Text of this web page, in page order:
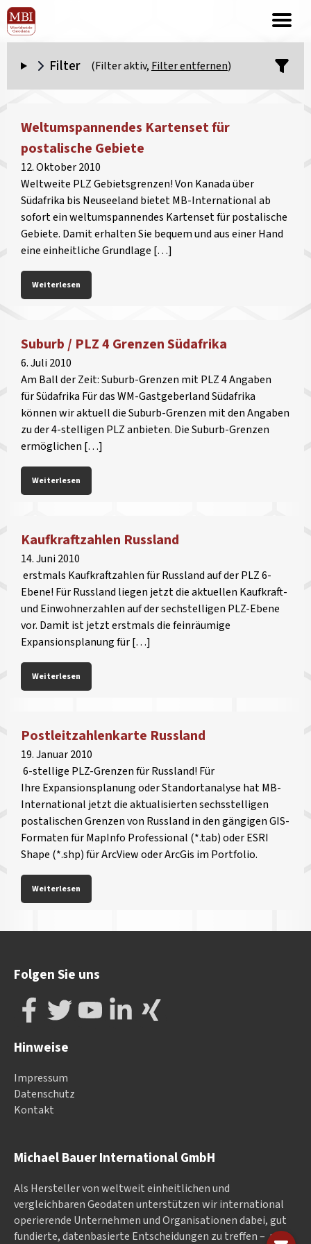
Filter (Filter aktiv, Filter entfernen)
Weltumspannendes Kartenset für
postalische Gebiete
12. Oktober 2010
Weltweite PLZ Gebietsgrenzen! Von Kanada über
Südafrika bis Neuseeland bietet MB-International ab
sofort ein weltumspannendes Kartenset für postalische
Gebiete. Damit erhalten Sie bequem und aus einer Hand
eine einheitliche Grundlage […]
Weiterlesen
Suburb / PLZ 4 Grenzen Südafrika
6. Juli 2010
Am Ball der Zeit: Suburb-Grenzen mit PLZ 4 Angaben
für Südafrika Für das WM-Gastgeberland Südafrika
können wir aktuell die Suburb-Grenzen mit den Angaben
zu der 4-stelligen PLZ anbieten. Die Suburb-Grenzen
ermöglichen […]
Weiterlesen
Kaufkraftzahlen Russland
14. Juni 2010
erstmals Kaufkraftzahlen für Russland auf der PLZ 6-
Ebene! Für Russland liegen jetzt die aktuellen Kaufkraft-
und Einwohnerzahlen auf der sechstelligen PLZ-Ebene
vor. Damit ist jetzt erstmals die feinräumige
Expansionsplanung für […]
Weiterlesen
Postleitzahlenkarte Russland
19. Januar 2010
6-stellige PLZ-Grenzen für Russland! Für
Ihre Expansionsplanung oder Standortanalyse hat MB-
International jetzt die aktualisierten sechsstelligen
postalischen Grenzen von Russland in den gängigen GIS-
Formaten für MapInfo Professional (*.tab) oder ESRI
Shape (*.shp) für ArcView oder ArcGis im Portfolio.
Weiterlesen
Michael Bauer International GmbH
Als Hersteller von weltweit einheitlichen und
vergleichbaren Geodaten un­ter­stüt­zen wir in­ter­na­tional
ope­rieren­de Un­ter­neh­men und Or­ga­nisa­tionen dabei, gut
fundierte, datenbasierte Entscheidungen zu treffen – mit
Folgen Sie uns
Hinweise
Impressum
Datenschutz
Kontakt